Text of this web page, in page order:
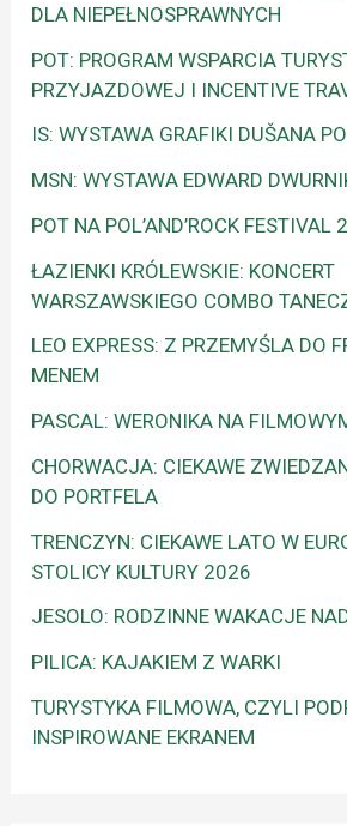
DLA NIEPEŁNOSPRAWNYCH
POT: PROGRAM WSPARCIA
PRZYJAZDOWEJ I INCENTIVE
IS: WYSTAWA GRAFIKI DUŠANA
MSN: WYSTAWA EDWARD
POT NA POL’AND’ROCK FESTIVAL
ŁAZIENKI KRÓLEWSKIE: KONCERT
WARSZAWSKIEGO COMBO
LEO EXPRESS: Z PRZEMYŚLA DO
MENEM
PASCAL: WERONIKA NA
CHORWACJA: CIEKAWE
DO PORTFELA
TRENCZYN: CIEKAWE LATO W
STOLICY KULTURY 2026
JESOLO: RODZINNE WAKACJE
PILICA: KAJAKIEM Z WARKI
TURYSTYKA FILMOWA, CZYLI
INSPIROWANE EKRANEM